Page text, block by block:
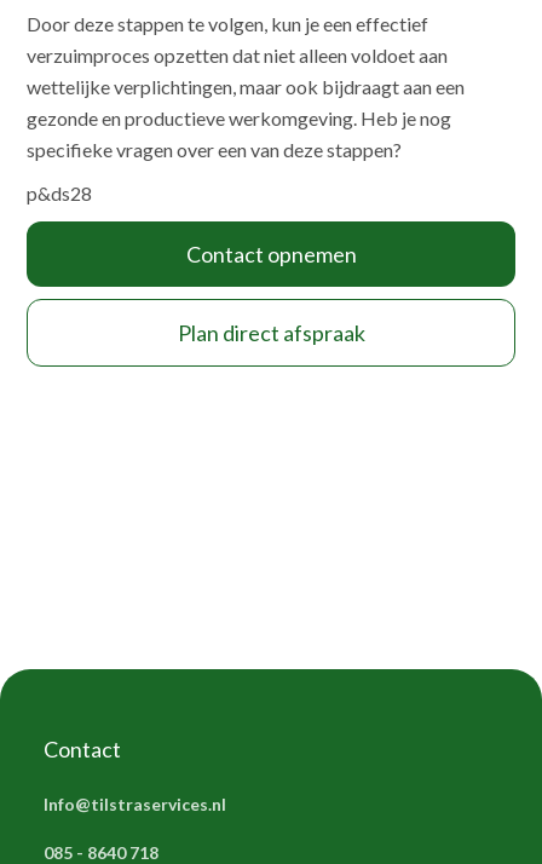
Door deze stappen te volgen, kun je een effectief
verzuimproces opzetten dat niet alleen voldoet aan
wettelijke verplichtingen, maar ook bijdraagt aan een
gezonde en productieve werkomgeving. Heb je nog
specifieke vragen over een van deze stappen?
p&ds28
Contact opnemen
Plan direct afspraak
Contact
Info@tilstraservices.nl
085 - 8640 718